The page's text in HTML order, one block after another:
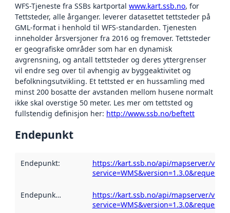
WFS-Tjeneste fra SSBs kartportal www.kart.ssb.no, for
Tettsteder, alle årganger. leverer datasettet tettsteder på
GML-format i henhold til WFS-standarden. Tjenesten
inneholder årsversjoner fra 2016 og fremover. Tettsteder
er geografiske områder som har en dynamisk
avgrensning, og antall tettsteder og deres yttergrenser
vil endre seg over til avhengig av byggeaktivitet og
befolkningsutvikling. Et tettsted er en hussamling med
minst 200 bosatte der avstanden mellom husene normalt
ikke skal overstige 50 meter. Les mer om tettsted og
fullstendig definisjon her: http://www.ssb.no/beftett
Endepunkt
Endepunkt:
https://kart.ssb.no/api/mapserver/v1/
Endepunktbeskrivelse :
https://kart.ssb.no/api/mapserver/v1/